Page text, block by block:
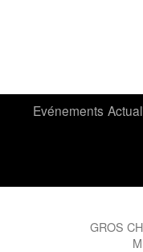
Evénements
GROS